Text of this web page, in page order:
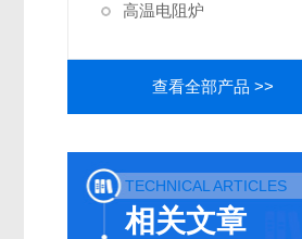
高温电阻炉
查看全部产品 >>
TECHNICAL ARTICLES
相关文章